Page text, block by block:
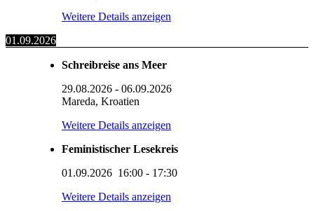
Weitere Details anzeigen
01.09.2026
Schreibreise ans Meer
29.08.2026 - 06.09.2026
Mareda, Kroatien
Weitere Details anzeigen
Feministischer Lesekreis
01.09.2026 16:00 - 17:30
Weitere Details anzeigen